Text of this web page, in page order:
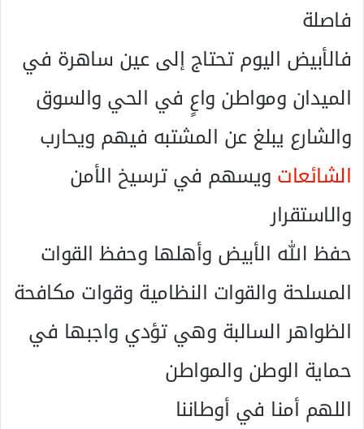
فاصلة
فالأبيض اليوم تحتاج إلى عين ساهرة في
الميدان ومواطن واعٍ في الحي والسوق
والشارع يبلغ عن المشتبه فيهم ويحارب
الشائعاتويسهم في ترسيخ الأمن
والاستقرار
حفظ الله الأبيض وأهلها وحفظ القوات
المسلحة والقوات النظامية وقوات مكافحة
الظواهر السالبة وهي تؤدي واجبها في
حماية الوطن والمواطن
اللهم أمنا في أوطاننا